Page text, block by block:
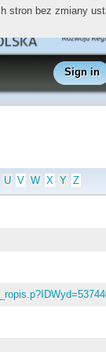
Sign in
U V W X Y Z
bez zmiany